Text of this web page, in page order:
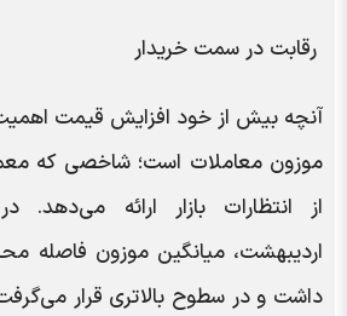
رقابت در سمت خریدار
آنچه بیش از خود افزایش قیمت اهمیت
موزون معاملات است؛ شاخصی که
از انتظارات بازار ارائه می‌دهد.
اردیبهشت، میانگین موزون فاصله
داشت و در سطوح بالاتری قرار